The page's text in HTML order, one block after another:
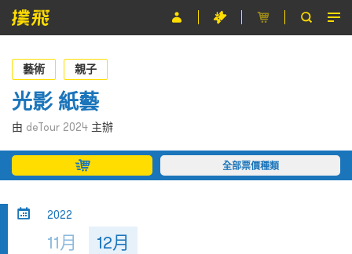
節目
主辦單位
關於撲飛
條款及細則
藝術 親子
光影 紙藝
由 deTour 2024 主辦
全部票價種類
2022
11月 12月